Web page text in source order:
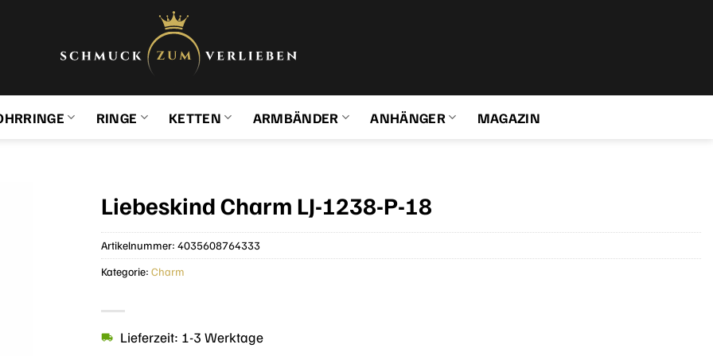
RINGE KETTEN ARMBÄNDER ANHÄNGER MAGAZIN
Liebeskind Charm LJ-1238-P-18
Lieferzeit: 1-3 Werktage
Artikelnummer: 4035608764333
Kategorie: Charm